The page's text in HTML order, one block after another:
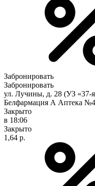
Забронировать
Забронировать
ул. Лучины, д. 28 (УЗ «37-я
Белфармация А Аптека №4
Закрыто
в 18:06
Закрыто
1,64 р.